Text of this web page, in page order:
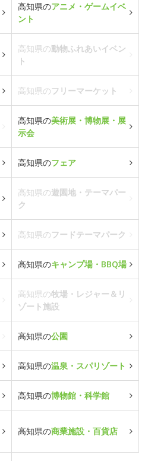
高知県のアニメ・ゲームイベ
ント
高知県の動物ふれあいイベン
ト
高知県のフリーマーケット
高知県の美術展・博物展・展
示会
高知県のフェア
高知県の遊園地・テーマパー
ク
高知県のフードテーマパーク
高知県のキャンプ場・BBQ場
高知県の牧場・レジャー＆リ
ゾート施設
高知県の公園
高知県の温泉・スパリゾート
高知県の博物館・科学館
高知県の商業施設・百貨店